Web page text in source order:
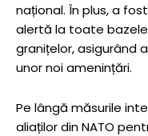
național. În plus, a
alertă la toate
granițelor, asigurând
unor noi amenințări.
Pe lângă măsurile
aliaților din NATO